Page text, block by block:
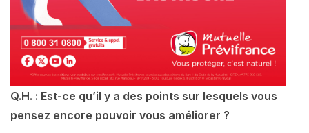
Q.H. : Est-ce qu’il y a des points sur lesquels vous
pensez encore pouvoir vous améliorer ?